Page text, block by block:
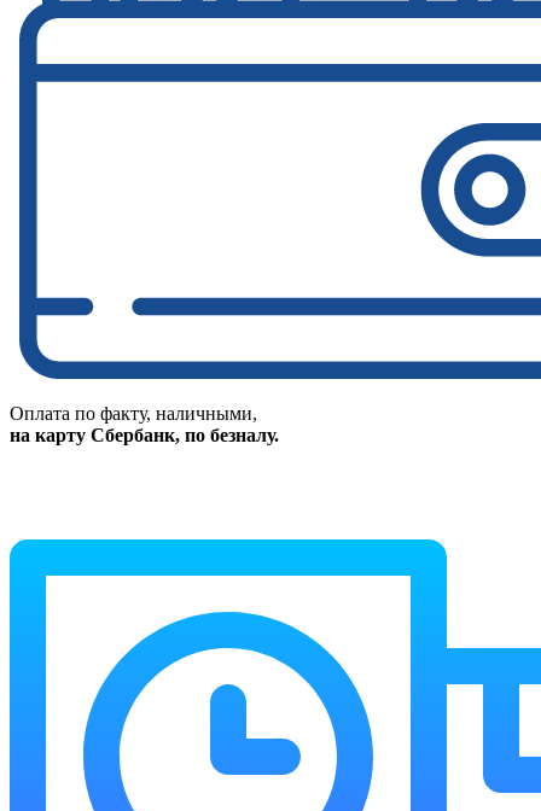
Оплата по факту, наличными,
на карту Сбербанк, по безналу.